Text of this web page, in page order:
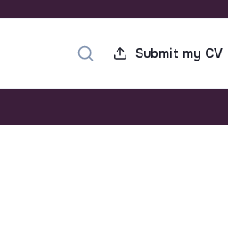
Submit my CV